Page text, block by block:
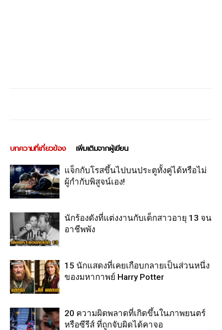
บทความที่เกี่ยวข้อง เพิ่มเติมจากผู้เขียน
แจ็กกับโรสขึ้นไปบนประตูทั้งคู่ได้หรือไม่
ผู้กำกับพิสูจน์เอง!
นักร้องดังที่แต่งงานกับเด็กสาวอายุ 13 จน
อาชีพพัง
15 นักแสดงที่เคยเกือบกลายเป็นส่วนหนึ่ง
ของมหากาพย์ Harry Potter
20 ความผิดพลาดที่เกิดขึ้นในภาพยนตร์
หรือซีรีส์ ที่ถูกจับผิดได้คาจอ